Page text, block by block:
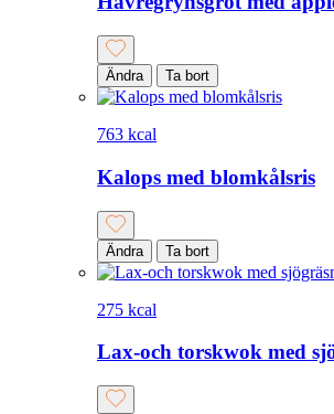
Ändra Ta bort
763 kcal
Kalops med blomkålsris
Ändra Ta bort
275 kcal
Lax-och torskwok med